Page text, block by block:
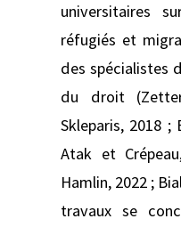
universitaires
réfugiés et
des spécialistes
du droit
Skleparis, 2018 ;
Atak et
Hamlin, 2022 ;
travaux se